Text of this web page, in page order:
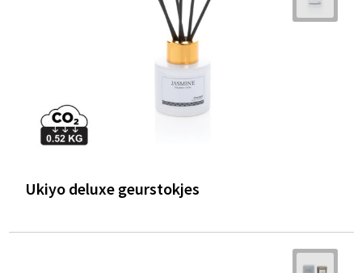
Ukiyo deluxe geurstokjes